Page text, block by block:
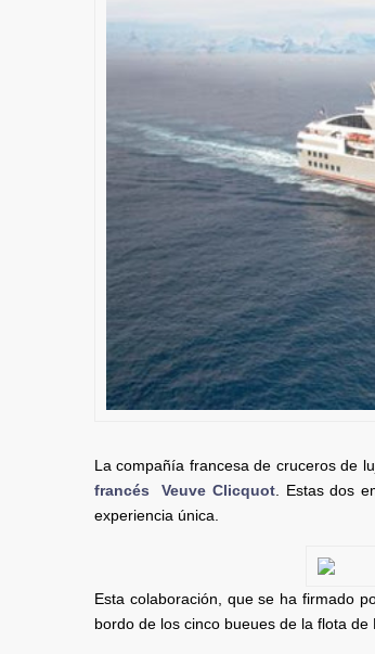
La compañía francesa de cruceros de
francés
Veuve Clicquot. Estas dos
experiencia única.
Esta colaboración, que se ha firmado
bordo de los cinco bueues de la flota de